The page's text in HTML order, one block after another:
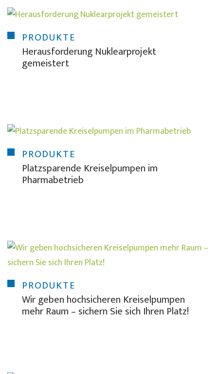
PRODUKTE
Herausforderung Nuklearprojekt
gemeistert
PRODUKTE
Platzsparende Kreiselpumpen im
Pharmabetrieb
PRODUKTE
Wir geben hochsicheren Kreiselpumpen
mehr Raum – sichern Sie sich Ihren Platz!